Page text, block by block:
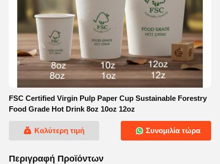
FSC Certified Virgin Pulp Paper Cup Sustainable Forestry
Food Grade Hot Drink 8oz 10oz 12oz
Καλύτερη τιμή Συνομιλία τώρα
Περιγραφή Προϊόντων